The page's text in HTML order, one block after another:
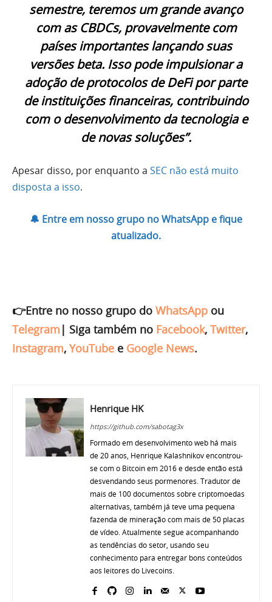
semestre, teremos um grande avanço
com as CBDCs, provavelmente com
países importantes lançando suas
versões beta. Isso pode impulsionar a
adoção de protocolos de DeFi por parte
de instituições financeiras, contribuindo
com o desenvolvimento da tecnologia e
de novas soluções”.
Apesar disso, por enquanto a SEC não está muito
disposta a isso.
🔔 Entre em nosso grupo no WhatsApp e fique
atualizado.
👉Entre no nosso grupo do WhatsApp ou
Telegram | Siga também no Facebook, Twitter,
Instagram, YouTube e Google News.
Henrique HK
https://github.com/sabotag3x
Formado em desenvolvimento web há mais
de 20 anos, Henrique Kalashnikov encontrou-
se com o Bitcoin em 2016 e desde então está
desvendando seus pormenores. Tradutor de
mais de 100 documentos sobre criptomoedas
alternativas, também já teve uma pequena
fazenda de mineração com mais de 50 placas
de vídeo. Atualmente segue acompanhando
as tendências do setor, usando seu
conhecimento para entregar bons conteúdos
aos leitores do Livecoins.